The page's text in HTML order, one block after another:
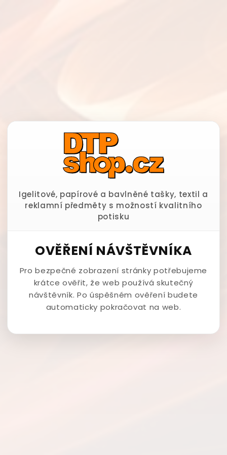
Igelitové, papírové a bavlněné tašky, textil a
reklamní předměty s možností kvalitního
potisku
OVĚŘENÍ NÁVŠTĚVNÍKA
Pro bezpečné zobrazení stránky potřebujeme
krátce ověřit, že web používá skutečný
návštěvník. Po úspěšném ověření budete
automaticky pokračovat na web.